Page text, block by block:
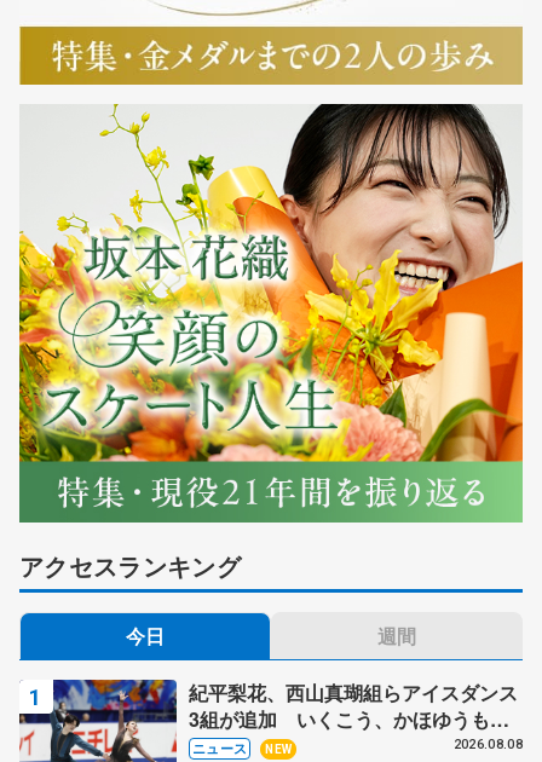
アクセスランキング
今日 週間
紀平梨花、西山真瑚組らアイスダンス
3組が追加 いくこう、かほゆうも、
木下グループ杯
ニュース NEW 2026.08.08